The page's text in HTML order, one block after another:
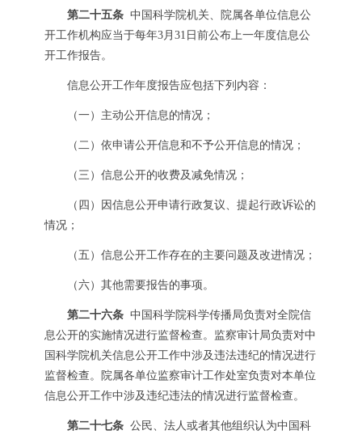
第二十五条 中国科学院机关、院属各单位信息公
开工作机构应当于每年3月31日前公布上一年度信息公
开工作报告。
信息公开工作年度报告应包括下列内容：
（一）主动公开信息的情况；
（二）依申请公开信息和不予公开信息的情况；
（三）信息公开的收费及减免情况；
（四）因信息公开申请行政复议、提起行政诉讼的
情况；
（五）信息公开工作存在的主要问题及改进情况；
（六）其他需要报告的事项。
第二十六条 中国科学院科学传播局负责对全院信
息公开的实施情况进行监督检查。监察审计局负责对中
国科学院机关信息公开工作中涉及违法违纪的情况进行
监督检查。院属各单位监察审计工作处室负责对本单位
信息公开工作中涉及违纪违法的情况进行监督检查。
第二十七条 公民、法人或者其他组织认为中国科